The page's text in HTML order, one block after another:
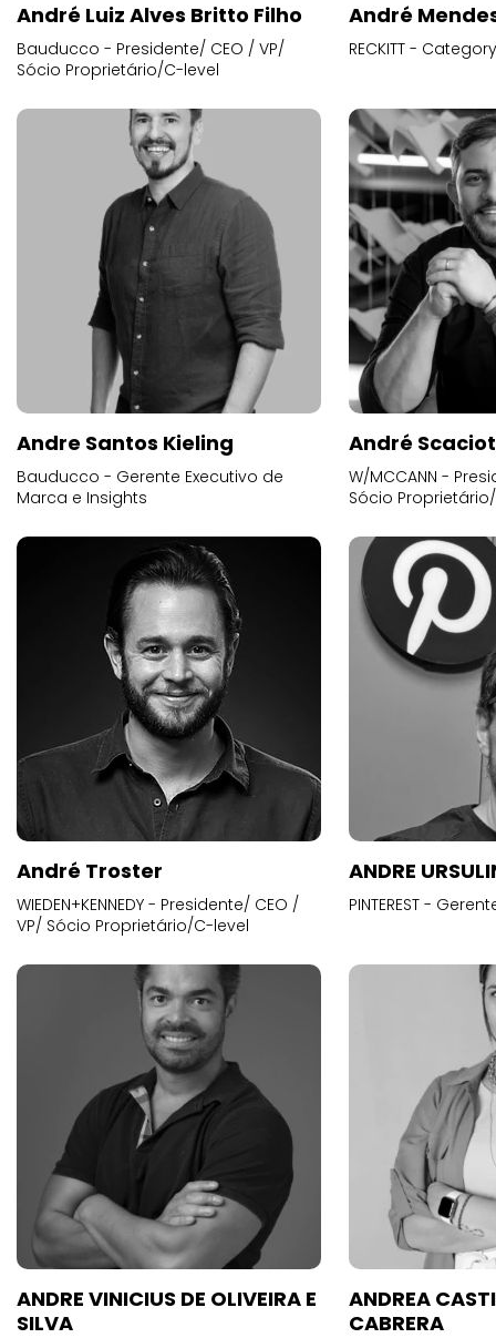
André Luiz Alves Britto Filho
Bauducco - Presidente/ CEO / VP/
Sócio Proprietário/C-level
André
RECKITT -
Andre Santos Kieling
Bauducco - Gerente Executivo de
Marca e Insights
André
W/MCCANN -
Sócio
André Troster
WIEDEN+KENNEDY - Presidente/ CEO /
VP/ Sócio Proprietário/C-level
ANDRE
PINTEREST -
ANDRE VINICIUS DE OLIVEIRA E
SILVA
ANDREA
CABRERA